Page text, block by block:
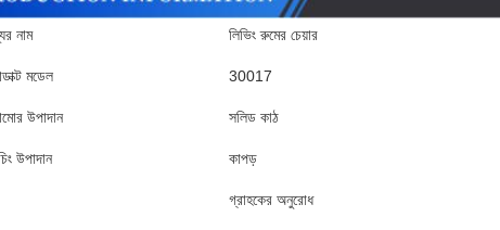
নাম লিভিং রুমের চেয়ার
মডেল 30017
উপাদান সলিড কাঠ
উপাদান কাপড়
গ্রাহকের অনুরোধ